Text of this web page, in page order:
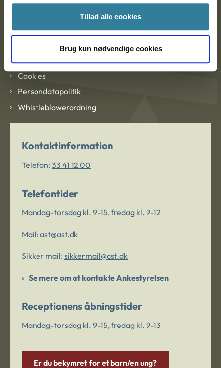
Tillad alle cookies
Brug kun nødvendige cookies
Links
Cookies
Persondatapolitik
Whistleblowerordning
Kontaktinformation
Telefon: 33 41 12 00
Telefontider
Mandag-torsdag kl. 9-15, fredag kl. 9-12
Mail: ast@ast.dk
Sikker mail: sikkermail@ast.dk
Se mere om at kontakte Ankestyrelsen
Receptionens åbningstider
Mandag-torsdag kl. 9-15, fredag kl. 9-13
Er du bekymret for et barn/en ung?